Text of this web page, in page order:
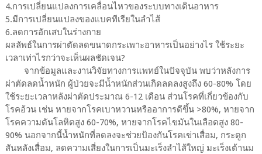
4.การเปลี่ยนแปลงการเคลื่อนไหวของระบบทางเดินอาหาร
5.มีการเปลี่ยนแปลงของแบคทีเรียในลำไส้
6.ลดการอักเสบในร่างกาย
ผลลัพธ์ในการผ่าตัดลดขนาดกระเพาะอาหารเป็นอย่างไร ใช้ระยะ
เวลาเท่าไรกว่าจะเห็นผลชัดเจน?
จากข้อมูลและงานวิจัยทางการแพทย์ในปัจจุบัน พบว่าหลังการ
ผ่าตัดลดน้ำหนัก ผู้ป่วยจะมีน้ำหนักส่วนเกิดลดลงสูงถึง 60-80% โดย
ใช้ระยะเวลาหลังผ่าตัดประมาณ 6-12 เดือน ส่วนโรคที่เกี่ยวข้องกับ
โรคอ้วน เช่น หายจากโรคเบาหวานหรืออาการดีขึ้น >80%, หายจาก
โรคความดันโลหิตสูง 60-70%, หายจากโรคไขมันในเลือดสูง 80-
90% นอกจากนี้น้ำหนักที่ลดลงจะช่วยป้องกันโรคเข่าเสื่อม, กระดูก
สันหลังเสื่อม, ลดความเสี่ยงในการเป็นมะเร็งลำไส้ใหญ่ มะเร็งเต้านม